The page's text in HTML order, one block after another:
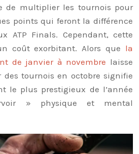
de multiplier les tournois pour
points qui feront la différence
ATP Finals. Cependant, cette
coût exorbitant. Alors que la
de janvier à novembre laisse
tournois en octobre signifie
le plus prestigieux de l’année
» physique et mental